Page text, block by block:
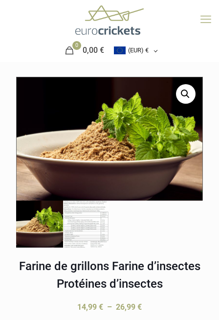
0
0,00 € (EUR) €
Farine de grillons Farine d’insectes
Protéines d’insectes
14,99 € – 26,99 €Plage